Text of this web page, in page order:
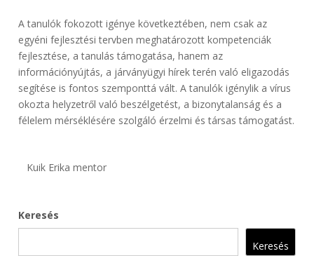
A tanulók fokozott igénye következtében, nem csak az
egyéni fejlesztési tervben meghatározott kompetenciák
fejlesztése, a tanulás támogatása, hanem az
információnyújtás, a járványügyi hírek terén való eligazodás
segítése is fontos szemponttá vált. A tanulók igénylik a vírus
okozta helyzetről való beszélgetést, a bizonytalanság és a
félelem mérséklésére szolgáló érzelmi és társas támogatást.
Kuik Erika mentor
Keresés
Keresés